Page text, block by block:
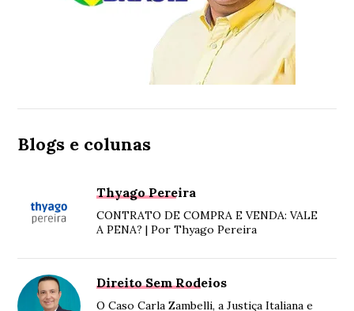
Blogs e colunas
Thyago Pereira
CONTRATO DE COMPRA E VENDA: VALE
A PENA? | Por Thyago Pereira
Direito Sem Rodeios
O Caso Carla Zambelli, a Justiça Italiana e